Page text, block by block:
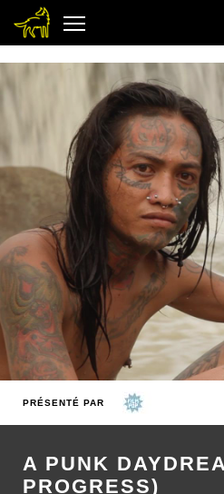
PRÉSENTÉ PAR
A PUNK
PROGRESS)